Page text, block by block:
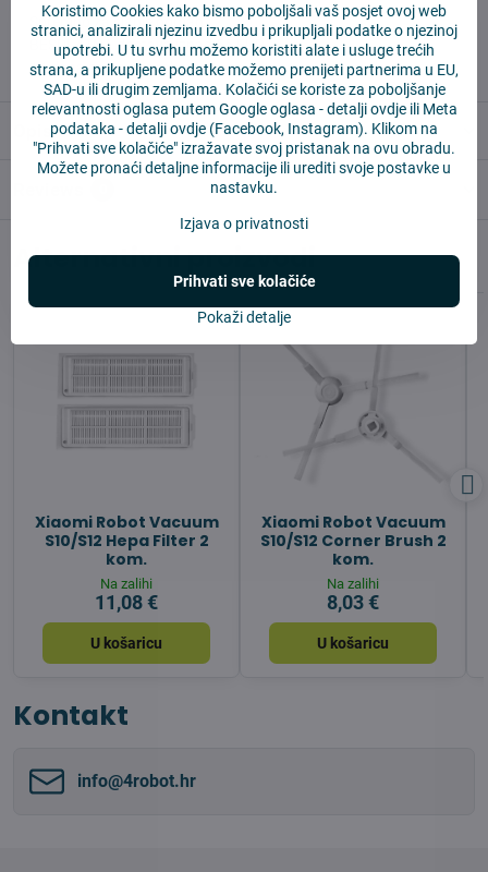
✅ Spremno za slanje odmah
✅ BESPLATNA dostava iznad 55 EUR
✅ 14 dana za povrat robe
Opis
Alternativni proizvodi
Xiaomi Robot Vacuum
S10/S12 Hepa Filter 2
kom.
Na zalihi
11,08 €
U košaricu
Xiaomi Robot Vacuum
S10/S12 Corner Brush 2
kom.
Na zalihi
8,03 €
U košaricu
Kontakt
info​@4robot​.hr
Koristimo Cookies kako bismo poboljšali vaš posjet ovoj web
stranici, analizirali njezinu izvedbu i prikupljali podatke o njezinoj
upotrebi. U tu svrhu možemo koristiti alate i usluge trećih
strana, a prikupljene podatke možemo prenijeti partnerima u EU,
SAD-u ili drugim zemljama. Kolačići se koriste za poboljšanje
relevantnosti oglasa putem Google oglasa -detalji ovdjeili Meta
podataka -detalji ovdje (Facebook, Instagram). Klikom na
"Prihvati sve kolačiće" izražavate svoj pristanak na ovu obradu.
Možete pronaći detaljne informacije ili urediti svoje postavke u
nastavku.
Izjava o privatnosti
Pokaži detalje
Prihvati sve kolačiće